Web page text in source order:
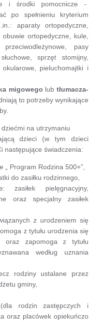
i środki pomocnicze -
po spełnieniu kryterium
aparaty ortopedyczne,
ortopedyczne, kule,
pasy
sprzęt stomijny,
okularowe, pieluchomajtki i
migowego lubtłumacza-
to potrzeby wynikające
na utrzymaniu
dzieci (w tym dzieci
następujące świadczenia:
„ Program Rodzina 500+”,
do zasiłku rodzinnego,
zasiłek pielęgnacyjny,
oraz specjalny zasiłek
z urodzeniem się
z tytułu urodzenia się
oraz zapomoga z tytułu
według uznania
rodziny ustalane przez
gminy,
rodzin zastępczych i
oraz placówek opiekuńczo